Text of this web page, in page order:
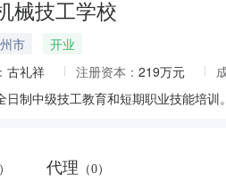
械技工学校
市
开业
古礼祥 注册资本： 219万元
日制中级技工教育和短期职业技能培
代理 （0）